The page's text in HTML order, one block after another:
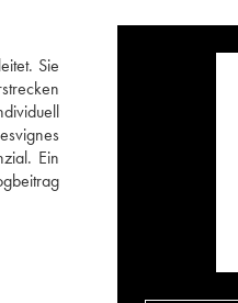
Sie
Ein